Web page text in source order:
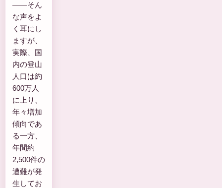
——そん
な声をよ
く耳にし
ますが、
実際、国
内の登山
人口は約
600万人
に上り、
年々増加
傾向であ
る一方、
年間約
2,500件の
遭難が発
生してお